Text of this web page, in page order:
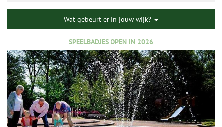
Wat gebeurt er in jouw wijk?
SPEELBADJES OPEN IN 2026